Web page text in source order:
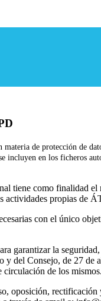
de protección de
en los ficheros
tiene como finalidad
actividades propias
con el único
garantizar la
del Consejo, de 27 de
circulación de los mismos.
oposición,